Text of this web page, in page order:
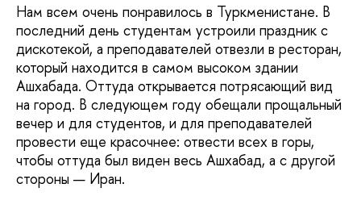
Нам всем очень понравилось в Туркменистане. В
последний день студентам устроили праздник с
дискотекой, а преподавателей отвезли в ресторан,
который находится в самом высоком здании
Ашхабада. Оттуда открывается потрясающий вид
на город. В следующем году обещали прощальный
вечер и для студентов, и для преподавателей
провести еще красочнее: отвести всех в горы,
чтобы оттуда был виден весь Ашхабад, а с другой
стороны — Иран.